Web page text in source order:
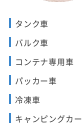
タンク車
バルク車
コンテナ専用車
パッカー車
冷凍車
キャンピングカー